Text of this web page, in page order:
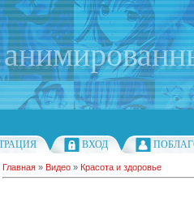
ВХОД
Главная » Видео » Красота и здоровье